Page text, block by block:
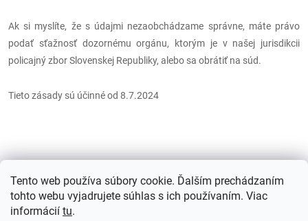
Tento web používa súbory cookie. Ďalším prechádzaním
tohto webu vyjadrujete súhlas s ich používaním. Viac
informácií tu.
Ak si myslíte, že s údajmi nezaobchádzame správne, máte právo
podať sťažnosť dozornému orgánu, ktorým je v našej jurisdikcii
policajný zbor Slovenskej Republiky, alebo sa obrátiť na súd.
Tieto zásady sú účinné od 8.7.2024
Z